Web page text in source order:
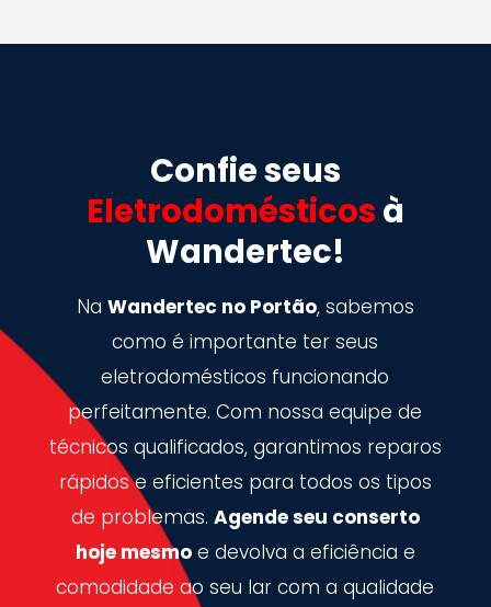
Confie seus
Eletrodomésticos à
Wandertec!
Na Wandertec no Portão, sabemos
como é importante ter seus
eletrodomésticos funcionando
perfeitamente. Com nossa equipe de
técnicos qualificados, garantimos reparos
rápidos e eficientes para todos os tipos
de problemas. Agende seu conserto
hoje mesmoe devolva a eficiência e
comodidade ao seu lar com a qualidade